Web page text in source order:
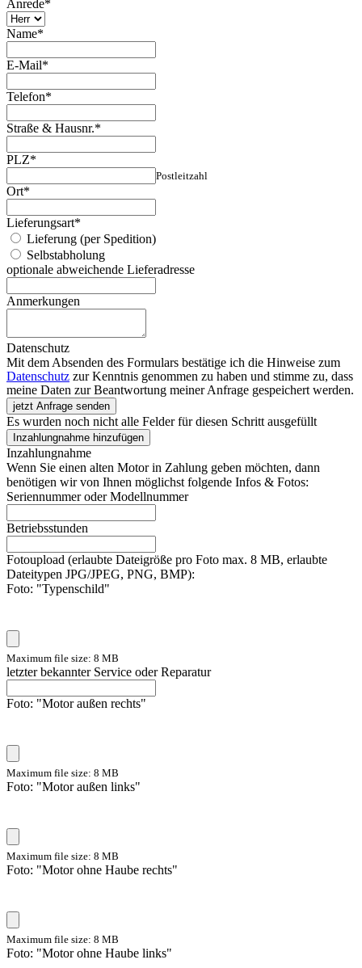
Anrede*
Name*
E-Mail*
Telefon*
Straße & Hausnr.*
PLZ*
Postleitzahl
Ort*
Lieferungsart*
Lieferung (per Spedition)
Selbstabholung
optionale abweichende Lieferadresse
Anmerkungen
Datenschutz
Mit dem Absenden des Formulars bestätige ich die Hinweise zum
Datenschutz zur Kenntnis genommen zu haben und stimme zu, dass
meine Daten zur Beantwortung meiner Anfrage gespeichert werden.
jetzt Anfrage senden
Es wurden noch nicht alle Felder für diesen Schritt ausgefüllt
Inzahlungnahme hinzufügen
Inzahlungnahme
Wenn Sie einen alten Motor in Zahlung geben möchten, dann
benötigen wir von Ihnen möglichst folgende Infos & Fotos:
Seriennummer oder Modellnummer
Betriebsstunden
Fotoupload (erlaubte Dateigröße pro Foto max. 8 MB, erlaubte
Dateitypen JPG/JPEG, PNG, BMP):
Foto: "Typenschild"
Maximum file size: 8 MB
letzter bekannter Service oder Reparatur
Foto: "Motor außen rechts"
Maximum file size: 8 MB
Foto: "Motor außen links"
Maximum file size: 8 MB
Foto: "Motor ohne Haube rechts"
Maximum file size: 8 MB
Foto: "Motor ohne Haube links"